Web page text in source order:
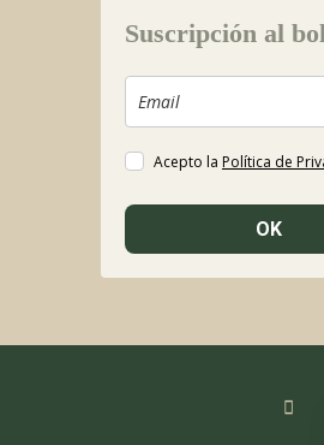
Suscripción al
Acepto la Política de
OK